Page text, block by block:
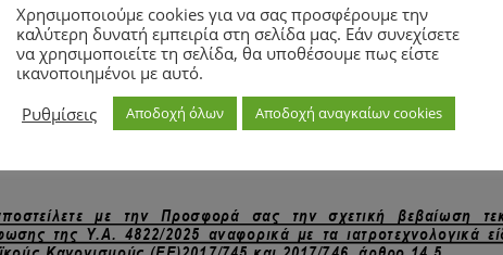
Χρησιμοποιούμε cookies για να σας προσφέρουμε την
καλύτερη δυνατή εμπειρία στη σελίδα μας. Εάν συνεχίσετε
να χρησιμοποιείτε τη σελίδα, θα υποθέσουμε πως είστε
ικανοποιημένοι με αυτό.
Ρυθμίσεις
Αποδοχή όλων Αποδοχή αναγκαίων cookies